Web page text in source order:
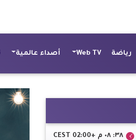
رياضة Web TV أصداء عالمية
٣٨: ٠٨ م +02:00 CEST